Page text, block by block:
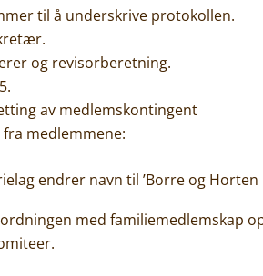
til å underskrive protokollen.
og revisorberetning.
av medlemskontingent
medlemmene:
navn til ’Borre og Horten
med familiemedlemskap